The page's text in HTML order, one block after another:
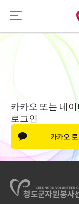
카카오 또는 네
로그인